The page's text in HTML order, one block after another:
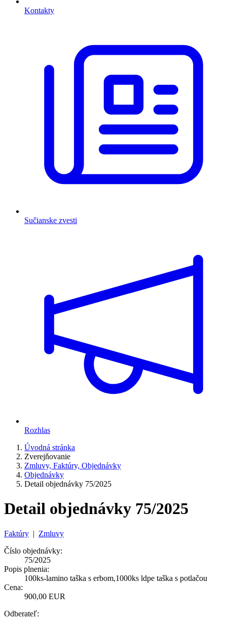
Kontakty
Sučianske zvesti
Rozhlas
Úvodná stránka
Zverejňovanie
Zmluvy, Faktúry, Objednávky
Objednávky
Detail objednávky 75/2025
Detail objednávky 75/2025
Faktúry | Zmluvy
Číslo objednávky:
75/2025
Popis plnenia:
100ks-lamino taška s erbom,1000ks ldpe taška s potlačou
Cena:
900,00 EUR
Odberateľ: